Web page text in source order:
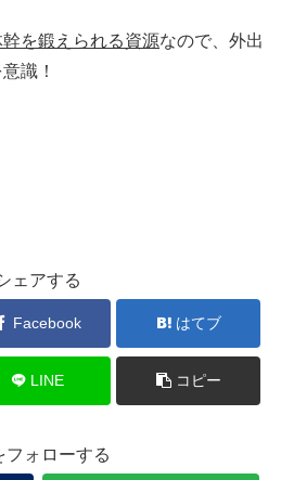
を鍛えられる資源なので、外出
識！
ェアする
Facebook はてブ
LINE コピー
フォローする